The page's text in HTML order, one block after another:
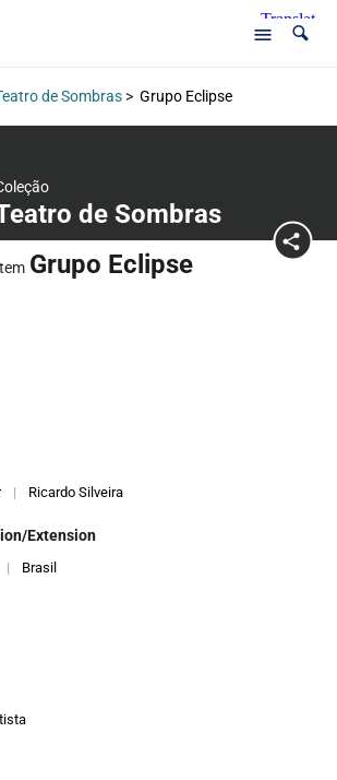
de Sombras> Grupo Eclipse
de Sombras
Grupo Eclipse
| Ricardo Silveira
Extension
| Brasil